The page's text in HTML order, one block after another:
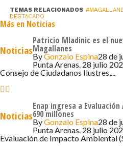
sostuvo la autoridad local,
nuevas luces para el cuadrante
todas las luminarias que tiene
Por su parte, Carlos Pávez,
Desarrollo Regional, indicó
esto tiene que ver con una
también con la entrega de una
seguridad, sobre todo en
temprano durante gran parte
TEMAS RELACIONADOS
DESTACADO
Más en Noticias
Noticias
Patricio Mladinic es el
Magallanes
ByGonzalo Espina28 de
Punta Arenas. 28 julio
Consejo de Ciudadanos Ilustres,...
Noticias
Enap ingresa a
690 millones
ByGonzalo Espina28 de
Punta Arenas. 28 julio
Evaluación de Impacto Ambiental